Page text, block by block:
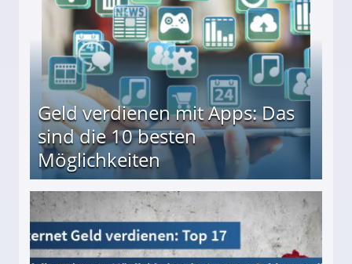
Geld verdienen mit Apps: Das
sind die 10 besten
Möglichkeiten
besten Möglichkeiten